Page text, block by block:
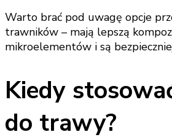
Warto brać pod uwagę opcje
trawników – mają lepszą
mikroelementów i są
Kiedy
do trawy?